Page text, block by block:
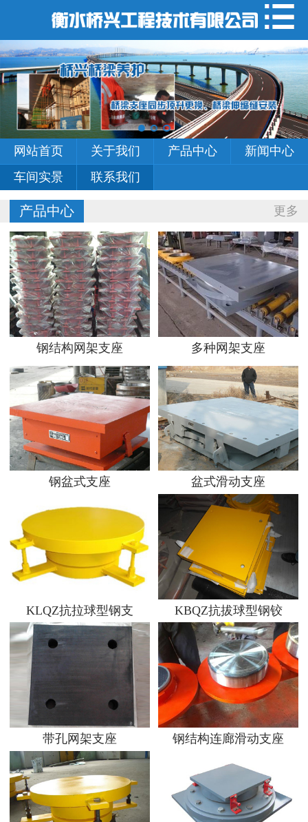
网站首页
关于我们
产品中心
新闻中心
车间实景
联系我们
网站首页 关于我们 产品中心
新闻中心
车间实景
联系我们
更多
产品中心
钢结构网架支座 多种网架支座
钢盆式支座 盆式滑动支座
KLQZ抗拉球型钢支 KBQZ抗拔球型钢铰
带孔网架支座 钢结构连廊滑动支座